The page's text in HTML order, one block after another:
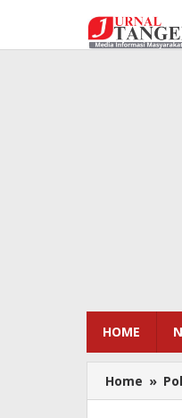
konten
HOME
Home »